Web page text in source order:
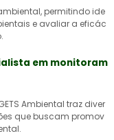
permitindo ide
e avaliar a eficác
em monitoram
Ambiental traz diver
que buscam promov